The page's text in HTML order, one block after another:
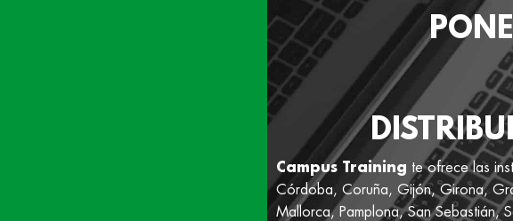
Campus Training te ofrece las
Córdoba, Coruña, Gijón, Girona,
Mallorca, Pamplona, San Sebastián,